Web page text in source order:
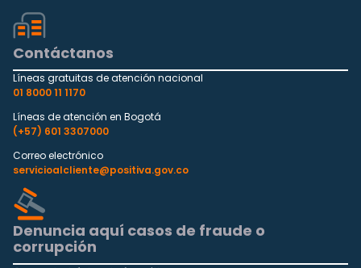
Contáctanos
Líneas gratuitas de atención nacional
01 8000 11 1170
Líneas de atención en Bogotá
(+57) 601 3307000
Correo electrónico
servicioalcliente@positiva.gov.co
Denuncia aquí casos de fraude o
corrupción